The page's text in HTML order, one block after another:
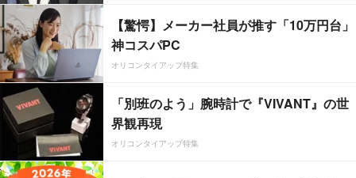
【驚愕】メーカー社員が推す「10万円台」
神コスパPC
オリコンタイアップ特集
「別班のよう」腕時計で『VIVANT』の世
界観再現
オリコンタイアップ特集